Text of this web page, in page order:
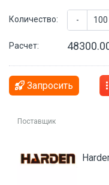
Количество: -
Расчет:
Запросить
Поставщик